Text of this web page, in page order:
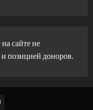
сайте не
позицией доноров.